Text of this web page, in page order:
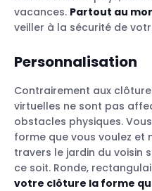
vacances. Partout au
veiller à la sécurité de
Personnalisation
Contrairement aux
virtuelles ne sont pas
obstacles physiques.
forme que vous voulez et
travers le jardin du voisin
ce soit. Ronde,
votre clôture la forme